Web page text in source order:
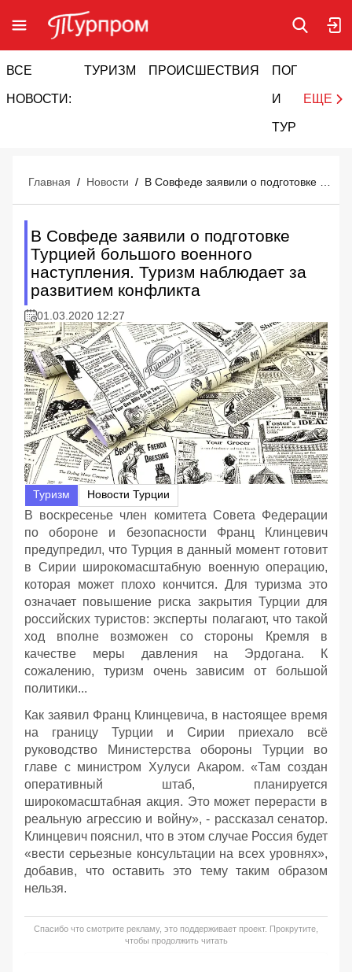
ВСЕ
НОВОСТИ:
ТУРИЗМ ПРОИСШЕСТВИЯ ПОГОДА
И
ТУРИЗМ
ЕЩЕ
Главная / Новости /
В Совфеде заявили о подготовке
Турцией большого военного
наступления. Туризм наблюдает за
развитием конфликта
01.03.2020 12:27
Туризм Новости Турции
В воскресенье член комитета Совета Федерации
по обороне и безопасности Франц Клинцевич
предупредил, что Турция в данный момент готовит
в Сирии широкомасштабную военную операцию,
которая может плохо кончится. Для туризма это
означает повышение риска закрытия Турции для
российских туристов: эксперты полагают, что такой
ход вполне возможен со стороны Кремля в
качестве меры давления на Эрдогана. К
сожалению, туризм очень зависим от большой
политики...
Как заявил Франц Клинцевича, в настоящее время
на границу Турции и Сирии приехало всё
руководство Министерства обороны Турции во
главе с министром Хулуси Акаром. «Там создан
оперативный штаб, планируется
широкомасштабная акция. Это может перерасти в
реальную агрессию и войну», - рассказал сенатор.
Клинцевич пояснил, что в этом случае Россия будет
«вести серьезные консультации на всех уровнях»,
добавив, что оставить это тему таким образом
нельзя.
Спасибо что смотрите рекламу, это поддерживает проект. Прокрутите,
чтобы продолжить читать